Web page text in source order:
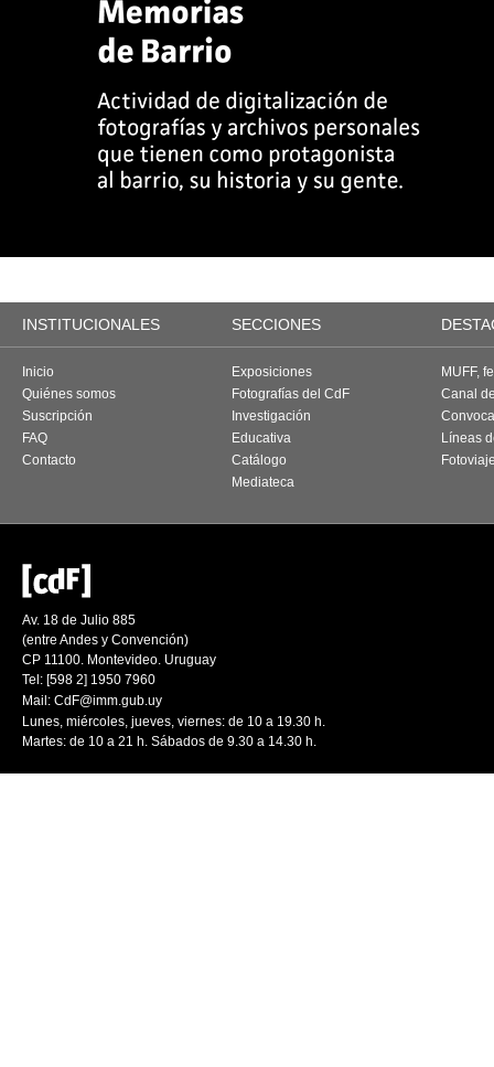
INSTITUCIONALES SECCIONES
Inicio
Quiénes somos
Suscripción
FAQ
Contacto
Exposiciones
Fotografías del CdF
Investigación
Educativa
Catálogo
Mediateca
MUFF,
Canal
Líneas
Av. 18 de Julio 885
(entre Andes y Convención)
CP 11100. Montevideo. Uruguay
Tel: [598 2] 1950 7960
Mail: CdF@imm.gub.uy
Lunes, miércoles, jueves, viernes: de 10 a 19.30 h.
Martes: de 10 a 21 h. Sábados de 9.30 a 14.30 h.